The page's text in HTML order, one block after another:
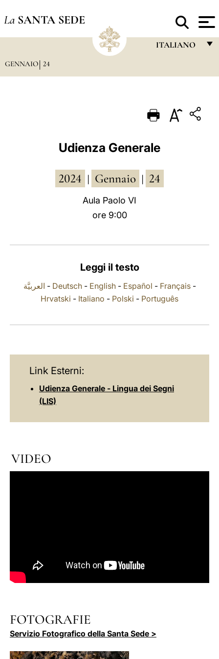
La SANTA SEDE
ITALIANO
PORTUGUÊS
POLSKI
GENNAIO 24
Udienza Generale
2024 Gennaio 24
Aula Paolo VI
ore 9:00
Leggi il testo
العربيَّة - Deutsch- English- Español - Français-
Hrvatski - Italiano - Polski - Português
Link Esterni:
Udienza Generale - Lingua dei Segni
(LIS)
VIDEO
FOTOGRAFIE
Servizio Fotografico della Santa Sede >